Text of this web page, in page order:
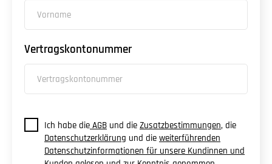
Vertragskontonummer
Ich habe die AGB und die Zusatzbestimmungen, die
Datenschutzerklärung und die weiterführenden
Datenschutzinformationen für unsere Kundinnen und